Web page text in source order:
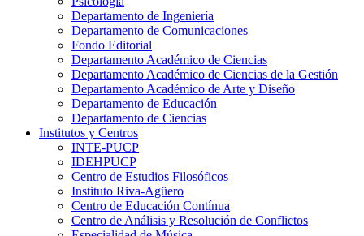
Departamento de Ingeniería
Departamento de Comunicaciones
Fondo Editorial
Departamento Académico de Ciencias
Departamento Académico de Ciencias de la Gestión
Departamento Académico de Arte y Diseño
Departamento de Educación
Departamento de Ciencias
Institutos y Centros
INTE-PUCP
IDEHPUCP
Centro de Estudios Filosóficos
Instituto Riva-Agüero
Centro de Educación Contínua
Centro de Análisis y Resolución de Conflictos